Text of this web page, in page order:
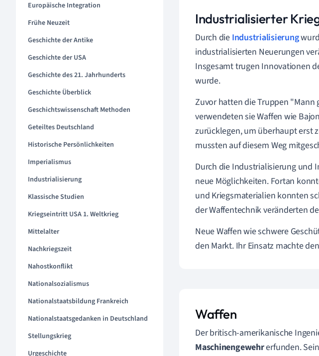
Europäische Integration
Frühe Neuzeit
Geschichte der Antike
Geschichte der USA
Geschichte des 21. Jahrhunderts
Geschichte Überblick
Geschichtswissenschaft Methoden
Geteiltes Deutschland
Historische Persönlichkeiten
Imperialismus
Industrialisierung
Klassische Studien
Kriegseintritt USA 1. Weltkrieg
Mittelalter
Nachkriegszeit
Nahostkonflikt
Nationalsozialismus
Nationalstaatsbildung Frankreich
Nationalstaatsgedanken in Deutschland
Stellungskrieg
Urgeschichte
Industrialisierter
Durch die Industrialisierung
industrialisierten Neuerungen
Insgesamt trugen Innovationen
wurde.
Zuvor hatten die Truppen "Mann
verwendeten sie Waffen wie
zurücklegen, um überhaupt erst
mussten auf diesem Weg
Durch die Industrialisierung und
neue Möglichkeiten. Fortan
und Kriegsmaterialien konnten
der Waffentechnik veränderten
Neue Waffen wie schwere
den Markt. Ihr Einsatz machte
Waffen
Der britisch-amerikanische
Maschinengewehrerfunden.